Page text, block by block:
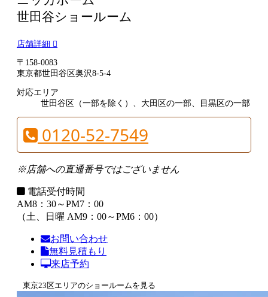
世田谷ショールーム
店舗詳細
〒158-0083
東京都世田谷区奥沢8-5-4
対応エリア
世田谷区（一部を除く）、大田区の一部、目黒区の一部
0120-52-7549
※店舗への直通番号ではございません
電話受付時間
AM8：30～PM7：00
（土、日曜 AM9：00～PM6：00）
お問い合わせ
無料見積もり
来店予約
東京23区エリアのショールームを見る